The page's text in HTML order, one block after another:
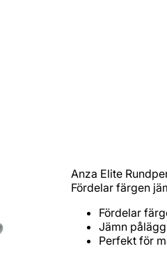
Anza Elite
Fördelar färgen
Perfekt för